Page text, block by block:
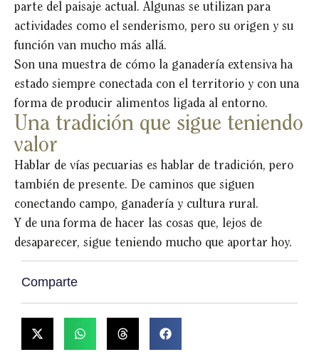
parte del paisaje actual. Algunas se utilizan para
actividades como el senderismo, pero su origen y su
función van mucho más allá.
Son una muestra de cómo la ganadería extensiva ha
estado siempre conectada con el territorio y con una
forma de producir alimentos ligada al entorno.
Una tradición que sigue teniendo
valor
Hablar de vías pecuarias es hablar de tradición, pero
también de presente. De caminos que siguen
conectando campo, ganadería y cultura rural.
Y de una forma de hacer las cosas que, lejos de
desaparecer, sigue teniendo mucho que aportar hoy.
Comparte